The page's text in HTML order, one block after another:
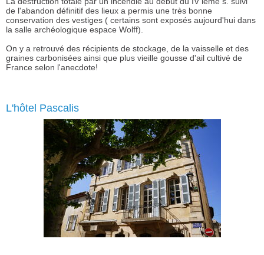
de l'abandon définitif des lieux a permis une très bonne
conservation des vestiges ( certains sont exposés aujourd'hui dans
la salle archéologique espace Wolff).
On y a retrouvé des récipients de stockage, de la vaisselle et des
graines carbonisées ainsi que plus vieille gousse d'ail cultivé de
France selon l'anecdote!
L'hôtel Pascalis